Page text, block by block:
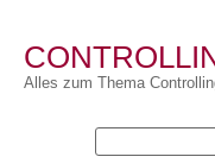
Alles zum Thema